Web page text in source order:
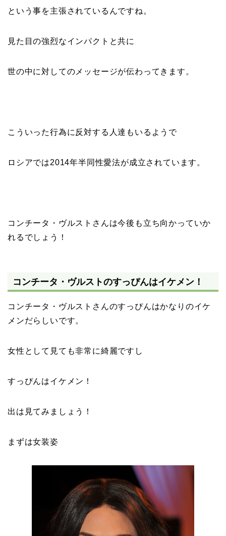
という事を主張されているんですね。
見た目の強烈なインパクトと共に
世の中に対してのメッセージが伝わってきます。
こういった行為に反対する人達もいるようで
ロシアでは2014年半同性愛法が成立されています。
コンチータ・ヴルストさんは今後も立ち向かっていか
れるでしょう！
コンチータ・ヴルストのすっぴんはイケメン！
コンチータ・ヴルストさんのすっぴんはかなりのイケ
メンだらしいです。
女性として見ても非常に綺麗ですし
すっぴんはイケメン！
出は見てみましょう！
まずは女装姿